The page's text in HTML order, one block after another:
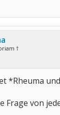
†
*Rheuma
Frage von